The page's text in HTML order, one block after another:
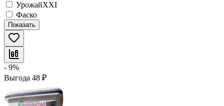
УрожайХХI
Фаско
Показать
- 9%
Выгода 48 ₽